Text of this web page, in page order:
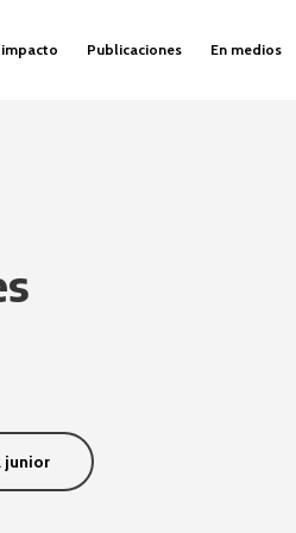
Publicaciones En medios
junior